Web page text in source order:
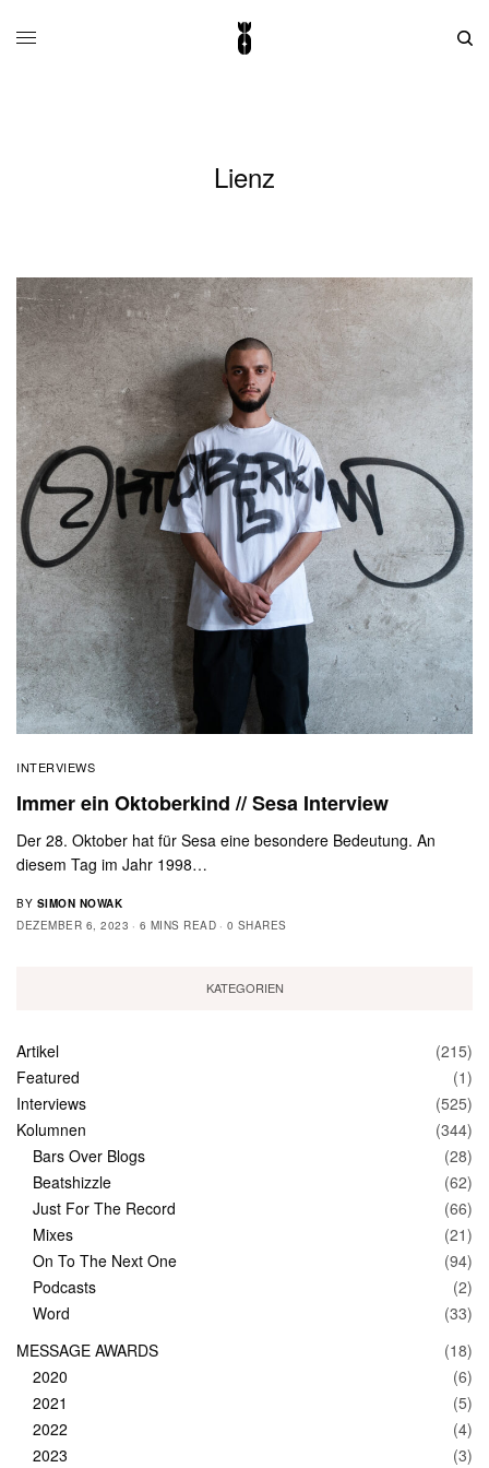
Lienz
INTERVIEWS
Immer ein Oktoberkind // Sesa Interview
Der 28. Oktober hat für Sesa eine besondere Bedeutung. An
diesem Tag im Jahr 1998…
BY SIMON NOWAK
DEZEMBER 6, 2023
6 MINS READ 0 SHARES
KATEGORIEN
Artikel
(215)
Featured
(1)
Interviews
(525)
Kolumnen
(344)
Bars Over Blogs
(28)
Beatshizzle
(62)
Just For The Record
(66)
Mixes
(21)
On To The Next One
(94)
Podcasts
(2)
Word
(33)
MESSAGE AWARDS
(18)
2020
(6)
2021
(5)
2022
(4)
2023
(3)